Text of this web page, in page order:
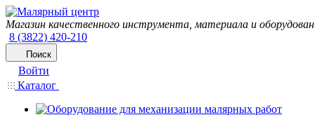
Магазин качественного инструмента, материала и
8 (3822) 420-210
Поиск
Войти
Каталог